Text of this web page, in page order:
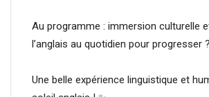
Au programme : immersion culturelle
l’anglais au quotidien pour progresser
Une belle expérience linguistique et